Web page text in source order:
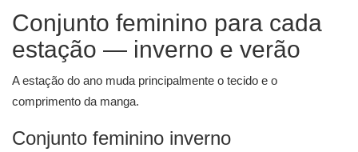
Conjunto feminino para cada
estação — inverno e verão
A estação do ano muda principalmente o tecido e o
comprimento da manga.
Conjunto feminino inverno